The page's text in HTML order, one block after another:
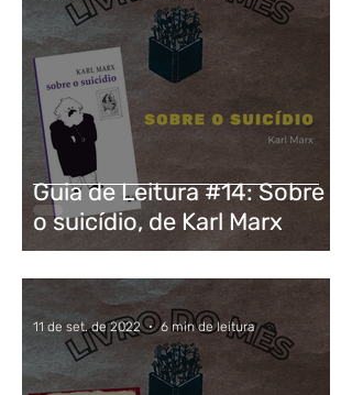
Guia de Leitura #14: Sobre
o suicídio, de Karl Marx
11 de set. de 2022 6 min de leitura